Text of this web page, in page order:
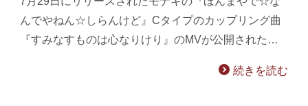
んでやねん☆しらんけど』Cタイプのカップリング曲
『すみなすものは心なりけり』のMVが公開された…
続きを読む